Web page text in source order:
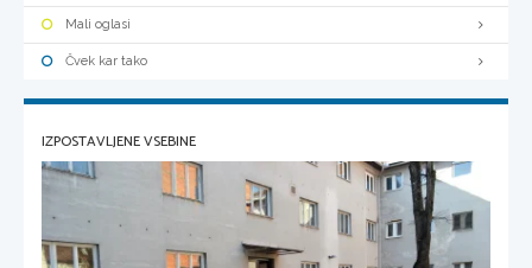
Mali oglasi
Čvek kar tako
IZPOSTAVLJENE VSEBINE